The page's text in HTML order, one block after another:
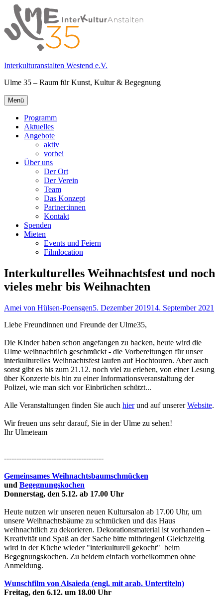
Springe
zum
Inhalt
Interkulturanstalten Westend e.V.
Ulme 35 – Raum für Kunst, Kultur & Begegnung
Primäres
Menü
Menü
Programm
Aktuelles
Angebote
aktiv
vorbei
Über uns
Der Ort
Der Verein
Team
Das Konzept
Partner:innen
Kontakt
Spenden
Mieten
Events und Feiern
Filmlocation
Interkulturelles Weihnachtsfest und noch
vieles mehr bis Weihnachten
Autor
Amei von Hülsen-PoensgenVeröffentlicht
5. Dezember 201914. September 2021
Liebe Freundinnen und Freunde der Ulme35,
Die Kinder haben schon angefangen zu backen, heute wird die
Ulme weihnachtlich geschmückt - die Vorbereitungen für unser
interkulturelles Weihnachtsfest laufen auf Hochtouren. Aber auch
sonst gibt es bis zum 21.12. noch viel zu erleben, von einer Lesung
über Konzerte bis hin zu einer Informationsveranstaltung der
Polizei, wie man sich vor Einbrüchen schützt...
Alle Veranstaltungen finden Sie auch hierund auf unsererWebsite.
Wir freuen uns sehr darauf, Sie in der Ulme zu sehen!
Ihr Ulmeteam
----------------------------------------
Gemeinsames Weihnachtsbaumschmücken
und Begegnungskochen
Donnerstag, den 5.12. ab 17.00 Uhr
Heute nutzen wir unseren neuen Kultursalon ab 17.00 Uhr, um
unsere Weihnachtsbäume zu schmücken und das Haus
weihnachtlich zu dekorieren. Dekorationsmaterial ist vorhanden –
Kreativität und Spaß an der Sache bitte mitbringen! Gleichzeitig
wird in der Küche wieder "interkulturell gekocht" beim
Begegnungskochen. Zu beidem einfach vorbeikommen ohne
Anmeldung.
Wunschfilm von Alsaieda (engl. mit arab. Untertiteln)
Freitag, den 6.12. um 18.00 Uhr